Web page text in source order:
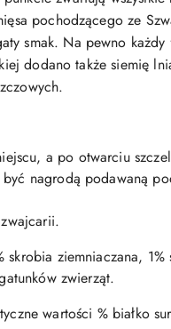
pochodzącego ze
smak. Na pewno
dodano także siemię
a po otwarciu
nagrodą podawaną
ziemniaczana,
zwierząt.
wartości % białko